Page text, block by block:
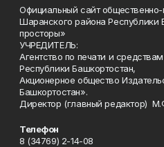
Официальный сайт общественно-
Шаранского района
просторы»
УЧРЕДИТЕЛЬ:
Агентство по печати и
Республики Башкортостан,
Акционерное общество
Башкортостан».
Директор (главный редактор)
Телефон
8 (34769) 2-14-08